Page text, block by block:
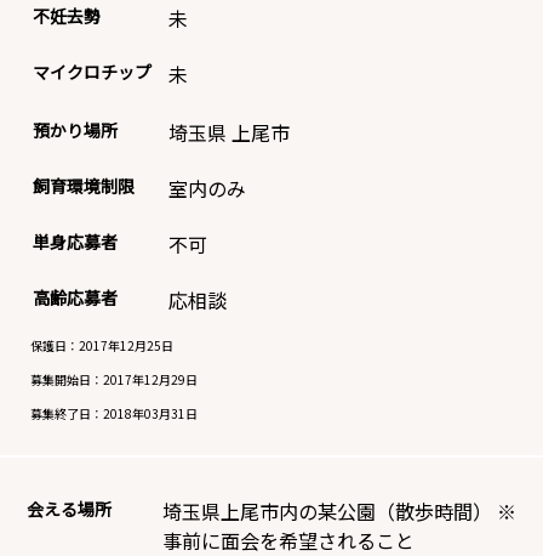
不妊去勢 未
マイクロチップ 未
預かり場所 埼玉県 上尾市
飼育環境制限 室内のみ
単身応募者 不可
高齢応募者 応相談
保護日：2017年12月25日
募集開始日： 2017年12月29日
募集終了日： 2018年03月31日
会える場所
埼玉県上尾市内の某公園（散歩時間） ※
事前に面会を希望されること